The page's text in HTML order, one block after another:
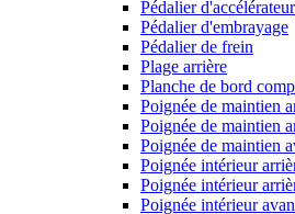
Pédalier d'accélérateur
Pédalier d'embrayage
Pédalier de frein
Plage arrière
Planche de bord
Poignée de maintien
Poignée de maintien
Poignée de maintien
Poignée intérieur
Poignée intérieur
Poignée intérieur